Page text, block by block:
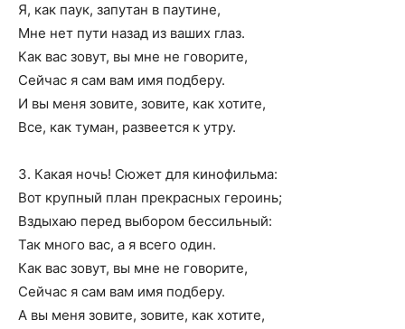
Я, как паук, запутан в паутине,
Мне нет пути назад из ваших глаз.
Как вас зовут, вы мне не говорите,
Сейчас я сам вам имя подберу.
И вы меня зовите, зовите, как хотите,
Все, как туман, развеется к утру.
3. Какая ночь! Сюжет для кинофильма:
Вот крупный план прекрасных героинь;
Вздыхаю перед выбором бессильный:
Так много вас, а я всего один.
Как вас зовут, вы мне не говорите,
Сейчас я сам вам имя подберу.
А вы меня зовите, зовите, как хотите,